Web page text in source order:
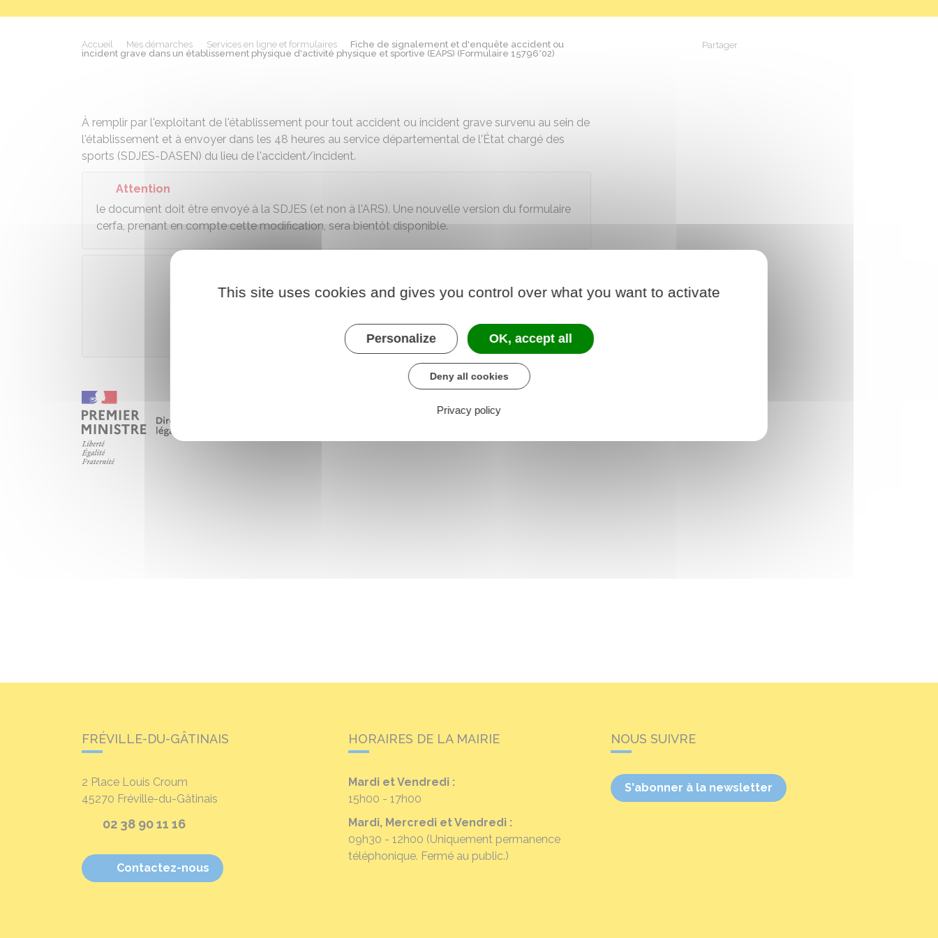
Accueil Mes démarches Services en ligne et formulaires
Fiche de signalement et d'enquête accident ou
incident grave dans un établissement physique d'activité physique et sportive (EAPS) (Formulaire 15796*02)
Partager
À remplir par l'exploitant de l'établissement pour tout accident ou incident grave survenu au sein de
l'établissement et à envoyer dans les 48 heures au service départemental de l'État chargé des
sports (SDJES-DASEN) du lieu de l'accident/incident.
Attention
le document doit être envoyé à la SDJES (et non à l'ARS). Une nouvelle version du formulaire
cerfa, prenant en compte cette modification, sera bientôt disponible.
Télécharger le formulaire (47.1 KB)
Ministère chargé des sports
FRÉVILLE-DU-GÂTINAIS
2 Place Louis Croum
45270 Fréville-du-Gâtinais
02 38 90 11 16
Contactez-nous
HORAIRES DE LA MAIRIE
Mardi et Vendredi :
15h00 - 17h00
Mardi, Mercredi et Vendredi :
09h30 - 12h00 (Uniquement permanence
téléphonique. Fermé au public.)
NOUS SUIVRE
S'abonner à la newsletter
This site uses cookies and gives you control over what you want to activate
Personalize OK, accept all
Deny all cookies
Privacy policy